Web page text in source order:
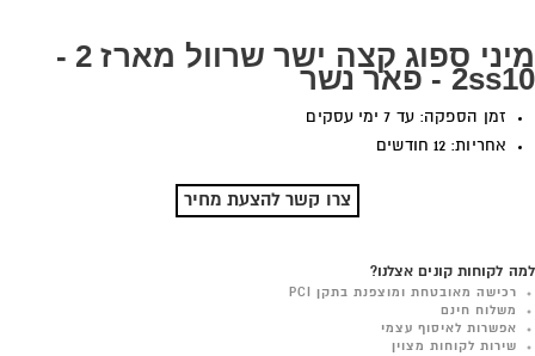
מיני ספוג קצה ישר שרוול מארז 2 -
2ss10 - פאר נשר
זמן הספקה: עד 7 ימי עסקים
אחריות: 12 חודשים
צרו קשר להצעת מחיר
למה לקוחות קונים אצלנו?
רכישה מאובטחת ומוצפנת בתקן PCI
משלוח חינם
אפשרות לאיסוף עצמי
שירות לקוחות מצוין